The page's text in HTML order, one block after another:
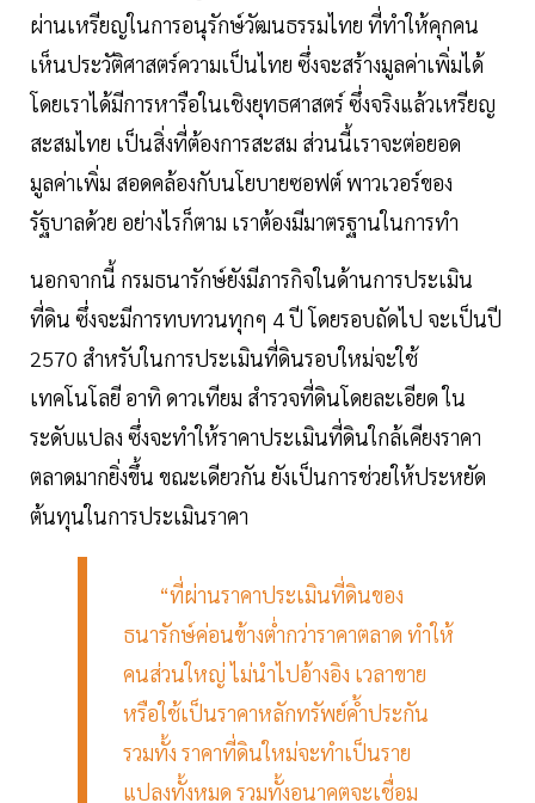
ผ่านเหรียญในการอนุรักษ์วัฒนธรรมไทย ที่ทำให้คุกคน
เห็นประวัติศาสตร์ความเป็นไทย ซึ่งจะสร้างมูลค่าเพิ่มได้
โดยเราได้มีการหารือในเชิงยุทธศาสตร์ ซึ่งจริงแล้วเหรียญ
สะสมไทย เป็นสิ่งที่ต้องการสะสม ส่วนนี้เราจะต่อยอด
มูลค่าเพิ่ม สอดคล้องกับนโยบายซอฟต์ พาวเวอร์ของ
รัฐบาลด้วย อย่างไรก็ตาม เราต้องมีมาตรฐานในการทำ
นอกจากนี้ กรมธนารักษ์ยังมีภารกิจในด้านการประเมิน
ที่ดิน ซึ่งจะมีการทบทวนทุกๆ 4 ปี โดยรอบถัดไป จะเป็นปี
2570 สำหรับในการประเมินที่ดินรอบใหม่จะใช้
เทคโนโลยี อาทิ ดาวเทียม สำรวจที่ดินโดยละเอียด ใน
ระดับแปลง ซึ่งจะทำให้ราคาประเมินที่ดินใกล้เคียงราคา
ตลาดมากยิ่งขึ้น ขณะเดียวกัน ยังเป็นการช่วยให้ประหยัด
ต้นทุนในการประเมินราคา
“ที่ผ่านราคาประเมินที่ดินของ
ธนารักษ์ค่อนข้างต่ำกว่าราคาตลาด ทำให้
คนส่วนใหญ่ ไม่นำไปอ้างอิง เวลาขาย
หรือใช้เป็นราคาหลักทรัพย์ค้ำประกัน
รวมทั้ง ราคาที่ดินใหม่จะทำเป็นราย
แปลงทั้งหมด รวมทั้งอนาคตจะเชื่อม